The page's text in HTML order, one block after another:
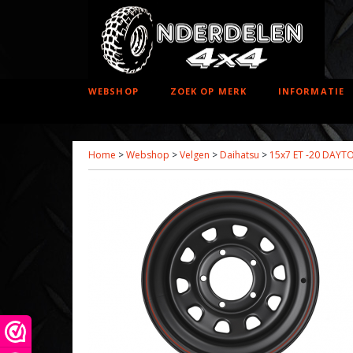
WEBSHOP ZOEK OP MERK INFORMATIE
Home >Webshop >Velgen > Daihatsu > 15x7 ET -20